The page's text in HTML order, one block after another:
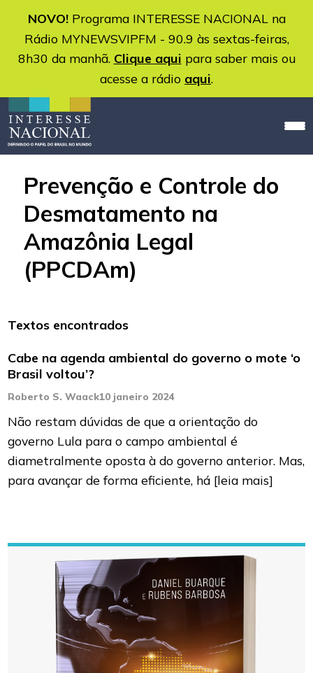
NOVO!Programa INTERESSE NACIONAL na
Rádio MYNEWSVIPFM - 90.9 às sextas-feiras,
8h30 da manhã. Clique aqui para saber mais ou
acesse a rádio aqui.
Prevenção e Controle do
Desmatamento na
Amazônia Legal
(PPCDAm)
Textos encontrados
Cabe na agenda ambiental do governo o mote ‘o
Brasil voltou’?
Roberto S. Waack10 janeiro 2024
Não restam dúvidas de que a orientação do
governo Lula para o campo ambiental é
diametralmente oposta à do governo anterior. Mas,
para avançar de forma eficiente, há [leia mais]